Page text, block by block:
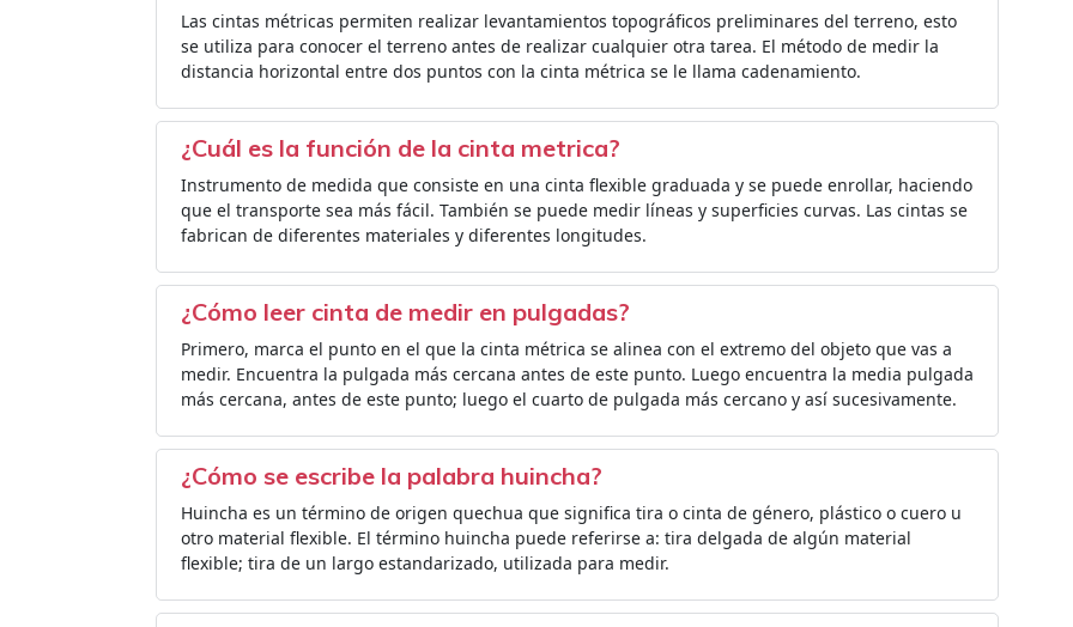
Las cintas métricas permiten realizar levantamientos topográficos preliminares del terreno, esto
se utiliza para conocer el terreno antes de realizar cualquier otra tarea. El método de medir la
distancia horizontal entre dos puntos con la cinta métrica se le llama cadenamiento.
¿Cuál es la función de la cinta metrica?
Instrumento de medida que consiste en una cinta flexible graduada y se puede enrollar, haciendo
que el transporte sea más fácil. También se puede medir líneas y superficies curvas. Las cintas se
fabrican de diferentes materiales y diferentes longitudes.
¿Cómo leer cinta de medir en pulgadas?
Primero, marca el punto en el que la cinta métrica se alinea con el extremo del objeto que vas a
medir. Encuentra la pulgada más cercana antes de este punto. Luego encuentra la media pulgada
más cercana, antes de este punto; luego el cuarto de pulgada más cercano y así sucesivamente.
¿Cómo se escribe la palabra huincha?
Huincha es un término de origen quechua que significa tira o cinta de género, plástico o cuero u
otro material flexible. El término huincha puede referirse a: tira delgada de algún material
flexible; tira de un largo estandarizado, utilizada para medir.